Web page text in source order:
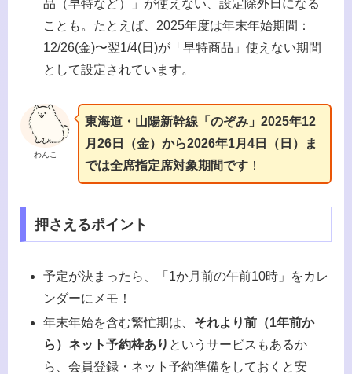
品（早特など）」が使えない、設定除外日になる
ことも。たとえば、2025年度は年末年始期間：
12/26(金)〜翌1/4(日)が「早特商品」使えない期間
として設定されています。
わんこ
東海道・山陽新幹線「のぞみ」2025年12
月26日（金）から2026年1月4日（日）ま
では全席指定席対象期間です ！
押さえるポイント
予定が決まったら、「1か月前の午前10時」をカレ
ンダーにメモ！
年末年始を含む繁忙期は、 それより前（1年前か
ら）ネット予約枠あり というサービスもあるか
ら、会員登録・ネット予約準備をしておくと安